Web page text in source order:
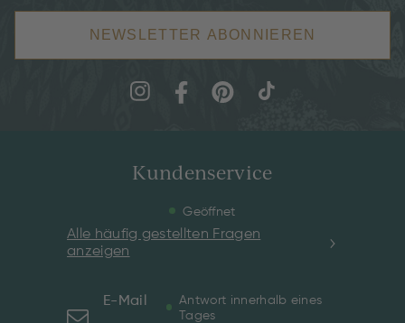
NEWSLETTER ABONNIEREN
Kundenservice
Geöffnet
Alle häufig gestellten Fragen
anzeigen
E-Mail
Antwort innerhalb eines
Tages